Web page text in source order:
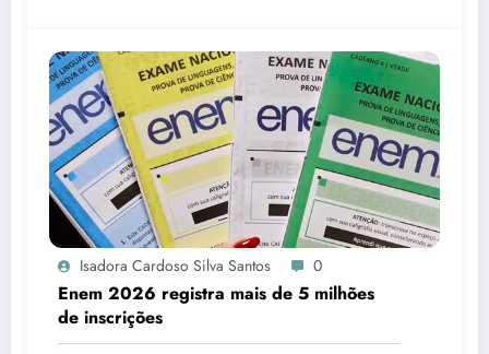
Isadora Cardoso Silva Santos 0
Enem 2026 registra mais de 5 milhões
de inscrições